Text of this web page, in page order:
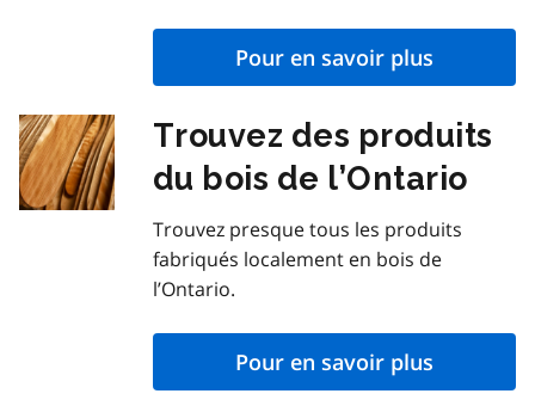
Pour en savoir plus
Trouvez des produits
du bois de l’Ontario
Trouvez presque tous les produits
fabriqués localement en bois de
l’Ontario.
Pour en savoir plus